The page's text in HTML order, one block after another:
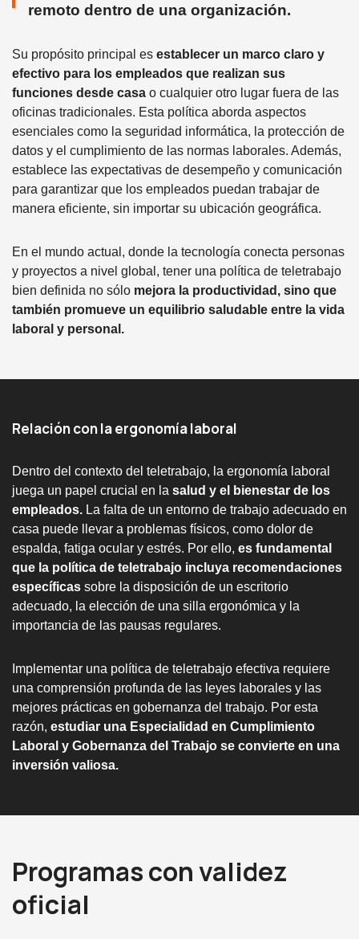
remoto dentro de una organización.
Su propósito principal es establecer un marco claro y
efectivo para los empleados que realizan sus
funciones desde casa o cualquier otro lugar fuera de las
oficinas tradicionales. Esta política aborda aspectos
esenciales como la seguridad informática, la protección de
datos y el cumplimiento de las normas laborales. Además,
establece las expectativas de desempeño y comunicación
para garantizar que los empleados puedan trabajar de
manera eficiente, sin importar su ubicación geográfica.
En el mundo actual, donde la tecnología conecta personas
y proyectos a nivel global, tener una política de teletrabajo
bien definida no sólo mejora la productividad, sino que
también promueve un equilibrio saludable entre la vida
laboral y personal.
Relación con la ergonomía laboral
Dentro del contexto del teletrabajo, la ergonomía laboral
juega un papel crucial en la salud y el bienestar de los
empleados. La falta de un entorno de trabajo adecuado en
casa puede llevar a problemas físicos, como dolor de
espalda, fatiga ocular y estrés. Por ello, es fundamental
que la política de teletrabajo incluya recomendaciones
específicas sobre la disposición de un escritorio
adecuado, la elección de una silla ergonómica y la
importancia de las pausas regulares.
Implementar una política de teletrabajo efectiva requiere
una comprensión profunda de las leyes laborales y las
mejores prácticas en gobernanza del trabajo. Por esta
razón, estudiar una Especialidad en Cumplimiento
Laboral y Gobernanza del Trabajo se convierte en una
inversión valiosa.
Programas con validez
oficial